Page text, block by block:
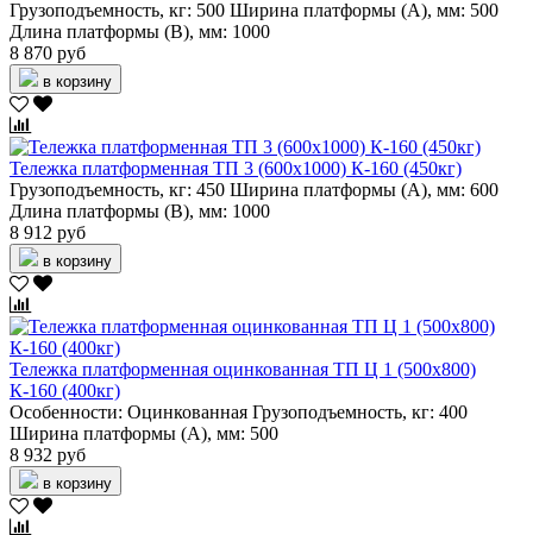
Грузоподъемность, кг: 500 Ширина платформы (А), мм: 500
Длина платформы (В), мм: 1000
8 870 руб
в корзину
Тележка платформенная ТП 3 (600х1000) К-160 (450кг)
Грузоподъемность, кг: 450 Ширина платформы (А), мм: 600
Длина платформы (В), мм: 1000
8 912 руб
в корзину
Тележка платформенная оцинкованная ТП Ц 1 (500х800)
К-160 (400кг)
Особенности: Оцинкованная Грузоподъемность, кг: 400
Ширина платформы (А), мм: 500
8 932 руб
в корзину